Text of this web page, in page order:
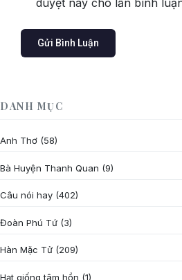
duyệt này cho lần bình
DANH MỤC
Anh Thơ (58)
Bà Huyện Thanh Quan (9)
Câu nói hay (402)
Đoàn Phú Tứ (3)
Hàn Mặc Tử (209)
Hạt giống tâm hồn (1)